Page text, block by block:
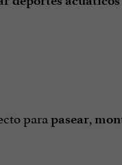
para pasear,